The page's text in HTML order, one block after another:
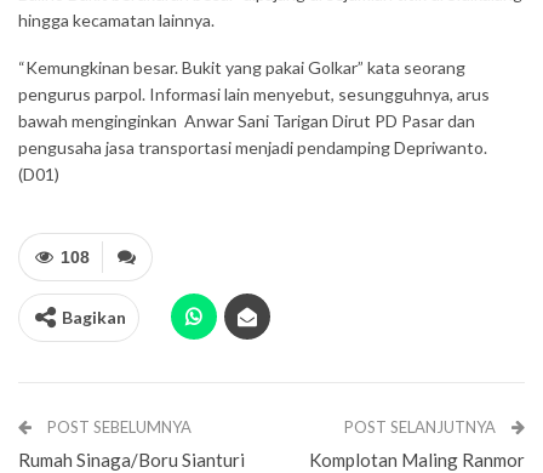
hingga kecamatan lainnya.
“Kemungkinan besar. Bukit yang pakai Golkar” kata seorang
pengurus parpol. Informasi lain menyebut, sesungguhnya, arus
bawah menginginkan Anwar Sani Tarigan Dirut PD Pasar dan
pengusaha jasa transportasi menjadi pendamping Depriwanto.
(D01)
108
Bagikan
POST SEBELUMNYA
Rumah Sinaga/Boru Sianturi
POST SELANJUTNYA
Komplotan Maling Ranmor